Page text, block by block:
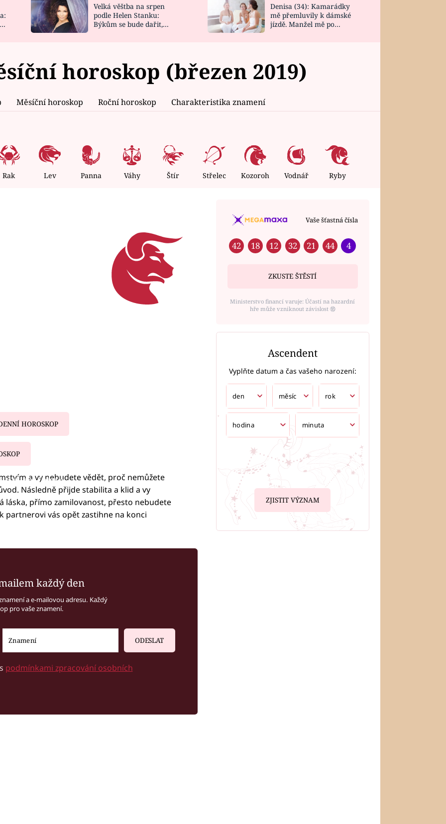
NOVINKY
VIDEORECEPTY
DESIGN
Velká věštba na srpen
podle Helen Stanku:
Býkům se bude dařit,
Denisa (34): Kamarádky
mě přemluvily k dámské
jízdě. Manžel mě po
horoskop (březen 2019)
Měsíční horoskop Roční horoskop Charakteristika znamení
Rak Lev Panna Váhy Štír Střelec Kozoroh Vodnář Ryby
HOROSKOP
to fetch
a vy nebudete vědět, proč nemůžete
Následně přijde stabilita a klid a vy
láska, přímo zamilovanost, přesto nebudete
partnerovi vás opět zastihne na konci
každý den
a e-mailovou adresu. Každý
pro vaše znamení.
ODESLAT
podmínkami zpracování osobních
Vaše šťastná čísla
42 18 12 32 21 44 4
ZKUSTE ŠTĚSTÍ
Ministerstvo financí varuje: Účastí na hazardní
hře může vzniknout závislost ⑱
Ascendent
Vyplňte datum a čas vašeho narození:
ZJISTIT VÝZNAM